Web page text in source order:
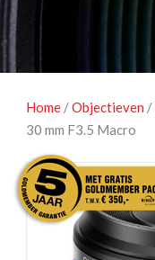
Home /Objectieven /
30 mm F3.5 Macro